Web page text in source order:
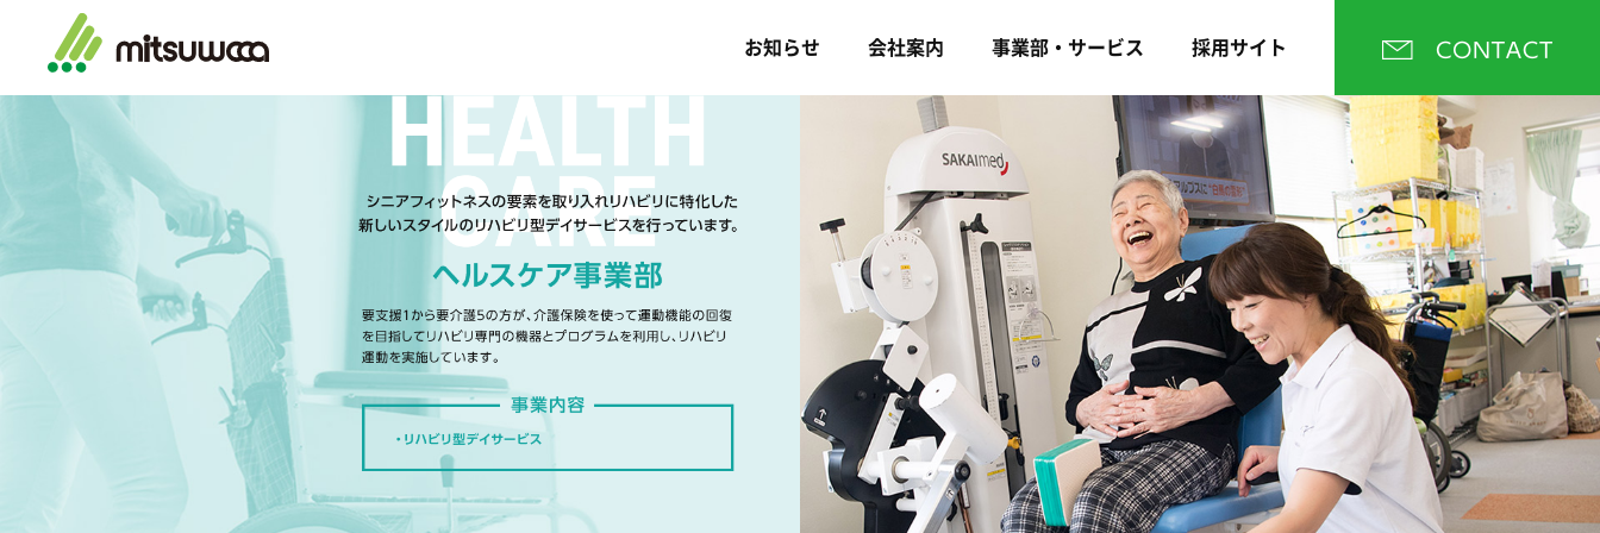
お知らせ 会社案内 事業部・サービス 採用サイト